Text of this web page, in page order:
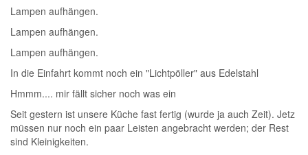
Lampen aufhängen.
Lampen aufhängen.
Lampen aufhängen.
In die Einfahrt kommt noch ein "Lichtpöller" aus Edelstahl
Hmmm.... mir fällt sicher noch was ein
Seit gestern ist unsere Küche fast fertig (wurde ja auch Zeit). Jetz
müssen nur noch ein paar Leisten angebracht werden; der Rest
sind Kleinigkeiten.